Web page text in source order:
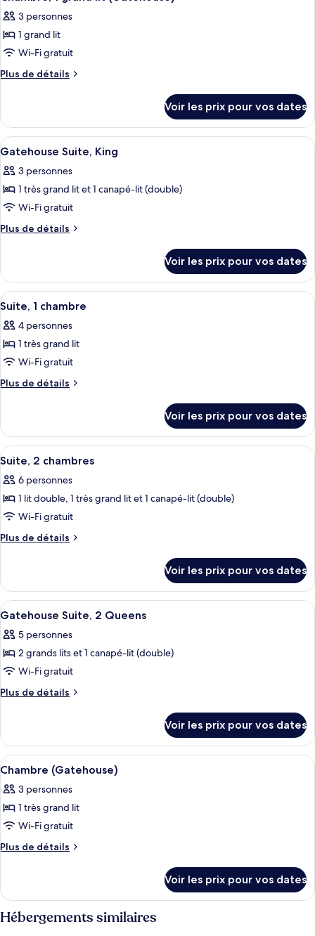
2
grands
lits
Fairmont
Gold,
grands
lits
toutes
les
photos
pour
ce
chambre :
Chambre,
1
grand
lit
(Gatehouse)
3 personnes
1 grand lit
Wi-Fi gratuit
Plus de détails
Plus
le
type
de
Chambre,
lit
(Gatehouse)
Voir les prix pour vos dates
Afficher
toutes
les
photos
pour
ce
chambre :
Gatehouse
Suite,
King
Literie de qualité supérieure, couette
13
Gatehouse Suite, King
3 personnes
1 très grand lit et 1 canapé-lit (double)
Wi-Fi gratuit
Plus de détails
Plus
le
type
de
Gatehouse
Suite,
Voir les prix pour vos dates
Afficher
toutes
les
photos
pour
ce
chambre :
Suite,
1
chambre
Une salle de bain moderne avec un
8
Suite, 1 chambre
4 personnes
1 très grand lit
Wi-Fi gratuit
Plus de détails
Plus
le
type
de
Suite,
Voir les prix pour vos dates
Afficher
toutes
les
photos
pour
ce
chambre :
Suite,
2
chambres
Literie de qualité supérieure, couette
11
Suite, 2 chambres
6 personnes
1 lit double, 1 très grand lit et 1 canapé-lit (double)
Wi-Fi gratuit
Plus de détails
Plus
le
type
de
Suite,
2
Voir les prix pour vos dates
Afficher
toutes
les
photos
pour
ce
chambre :
Gatehouse
Suite,
2
Queens
Literie de qualité supérieure, couette
14
Gatehouse Suite, 2 Queens
5 personnes
2 grands lits et 1 canapé-lit (double)
Wi-Fi gratuit
Plus de détails
Plus
le
type
de
Gatehouse
Suite,
Queens
Voir les prix pour vos dates
Afficher
toutes
les
photos
pour
ce
chambre :
Chambre
(Gatehouse)
Literie de qualité supérieure, couette
11
Chambre (Gatehouse)
3 personnes
1 très grand lit
Wi-Fi gratuit
Plus de détails
Plus
le
type
de
Voir les prix pour vos dates
Hébergements similaires